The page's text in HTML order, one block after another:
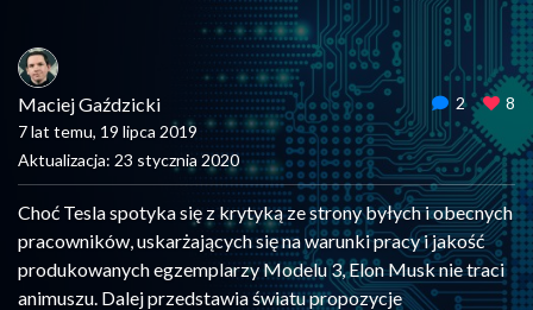
Maciej Gaździcki
7 lat temu, 19 lipca 2019
Aktualizacja: 23 stycznia 2020
2 8
Choć Tesla spotyka się z krytyką ze strony byłych i obecnych
pracowników, uskarżających się na warunki pracy i jakość
produkowanych egzemplarzy Modelu 3, Elon Musk nie traci
animuszu. Dalej przedstawia światu propozycje